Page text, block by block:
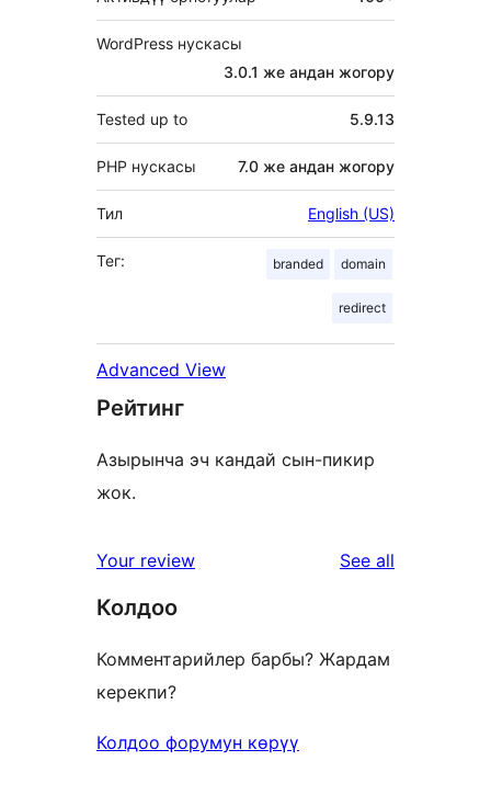
WordPress нускасы
3.0.1 же андан жогору
Tested up to 5.9.13
PHP нускасы 7.0 же андан жогору
Тил English (US)
Тег: branded domain
redirect
Advanced View
Рейтинг
Азырынча эч кандай сын-пикир
жок.
Your review See all
Колдоо
Комментарийлер барбы? Жардам
керекпи?
Колдоо форумун көрүү